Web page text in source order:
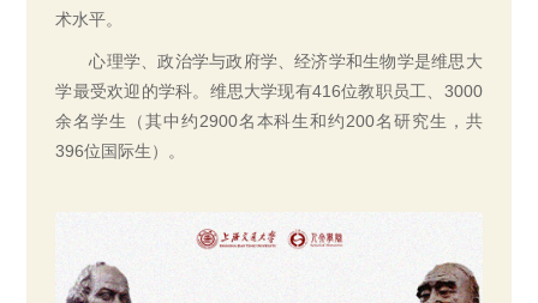
术水平。
心理学、政治学与政府学、经济学和生物学是维思大
学最受欢迎的学科。维思大学现有416位教职员工、3000
余名学生（其中约2900名本科生和约200名研究生，共
396位国际生）。